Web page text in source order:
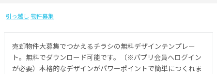
引っ越し 物件募集
売却物件大募集でつかえるチラシの無料デザインテンプレー
ト。無料でダウンロード可能です。（※パプリ会員へログイン
が必要）本格的なデザインがパワーポイントで簡単につくれま